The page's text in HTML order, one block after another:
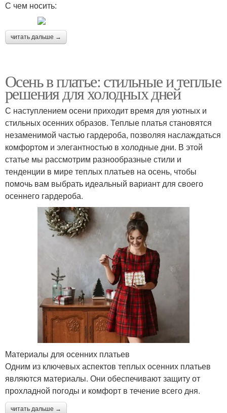
С чем носить:
читать дальше →
Осень в платье: стильные и теплые
решения для холодных дней
С наступлением осени приходит время для уютных и
стильных осенних образов. Теплые платья становятся
незаменимой частью гардероба, позволяя наслаждаться
комфортом и элегантностью в холодные дни. В этой
статье мы рассмотрим разнообразные стили и
тенденции в мире теплых платьев на осень, чтобы
помочь вам выбрать идеальный вариант для своего
осеннего гардероба.
Материалы для осенних платьев
Одним из ключевых аспектов теплых осенних платьев
являются материалы. Они обеспечивают защиту от
прохладной погоды и комфорт в течение всего дня.
читать дальше →